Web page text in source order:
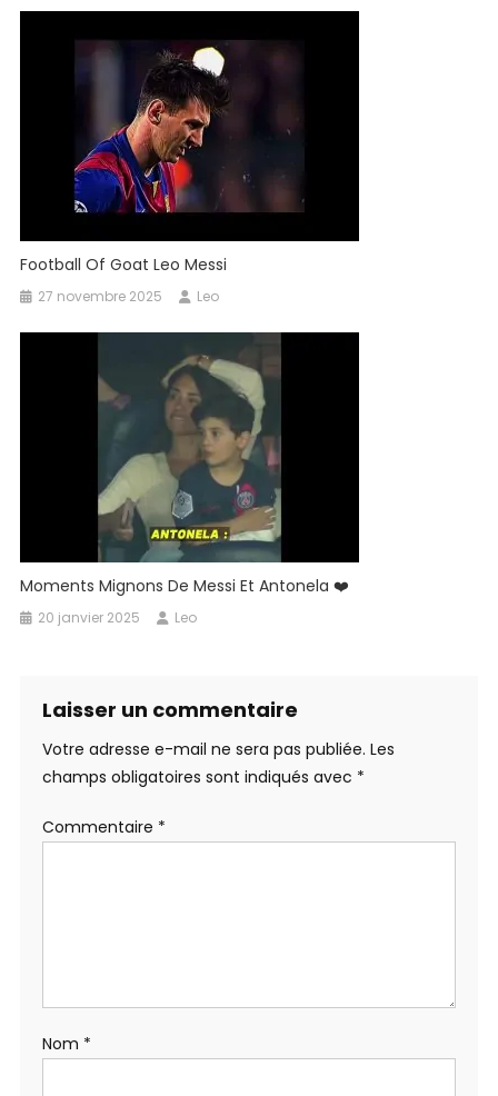
Football Of Goat Leo Messi
27 novembre 2025 Leo
Moments Mignons De Messi Et Antonela ❤️
20 janvier 2025 Leo
Laisser un commentaire
Votre adresse e-mail ne sera pas publiée. Les
champs obligatoires sont indiqués avec *
Commentaire *
Nom *